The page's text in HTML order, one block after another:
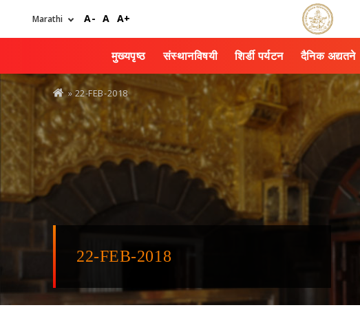
A- A A+
मुख्यपृष्ठ संस्थानविषयी शिर्डी पर्यटन दैनिक अद्यतने
You
are
here
» 22-FEB-2018
22-FEB-2018